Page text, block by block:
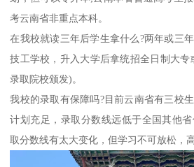
考云南省非重点本科。
在我校就读三年后学生拿什么?两年或三
技工学校，升入大学后拿统招全日制大
录取院校颁发)。
我校的录取有保障吗?目前云南省有三校
计划充足，录取分数线远低于全国其他
取分数线有太大变化，但学习不可放松，